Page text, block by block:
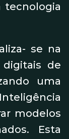
tecnologia
se na
digitais de
uma
modelos
Esta